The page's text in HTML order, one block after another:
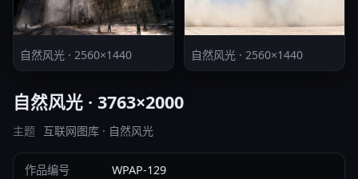
自然风光 · 2560×1440 自然风光 · 2560×1440
自然风光 · 3763×2000
主题 互联网图库 · 自然风光
作品编号 WPAP-129